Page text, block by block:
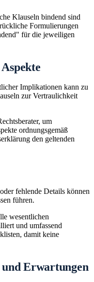
Klauseln bindend sind
Formulierungen
für die jeweiligen
Implikationen kann zu
zur Vertraulichkeit
um
ordnungsgemäß
den geltenden
fehlende Details können
führen.
wesentlichen
und umfassend
damit keine
Erwartungen